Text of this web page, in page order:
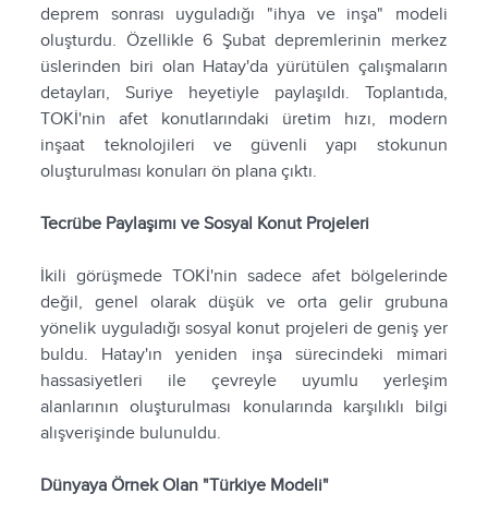
deprem sonrası uyguladığı "ihya ve inşa" modeli
oluşturdu. Özellikle 6 Şubat depremlerinin merkez
üslerinden biri olan Hatay'da yürütülen çalışmaların
detayları, Suriye heyetiyle paylaşıldı. Toplantıda,
TOKİ'nin afet konutlarındaki üretim hızı, modern
inşaat teknolojileri ve güvenli yapı stokunun
oluşturulması konuları ön plana çıktı.
Tecrübe Paylaşımı ve Sosyal Konut Projeleri
İkili görüşmede TOKİ'nin sadece afet bölgelerinde
değil, genel olarak düşük ve orta gelir grubuna
yönelik uyguladığı sosyal konut projeleri de geniş yer
buldu. Hatay'ın yeniden inşa sürecindeki mimari
hassasiyetleri ile çevreyle uyumlu yerleşim
alanlarının oluşturulması konularında karşılıklı bilgi
alışverişinde bulunuldu.
Dünyaya Örnek Olan "Türkiye Modeli"